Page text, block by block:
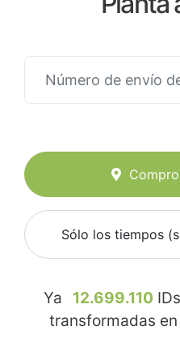
Sólo los tiempos
Ya 12.699.110
transformadas en